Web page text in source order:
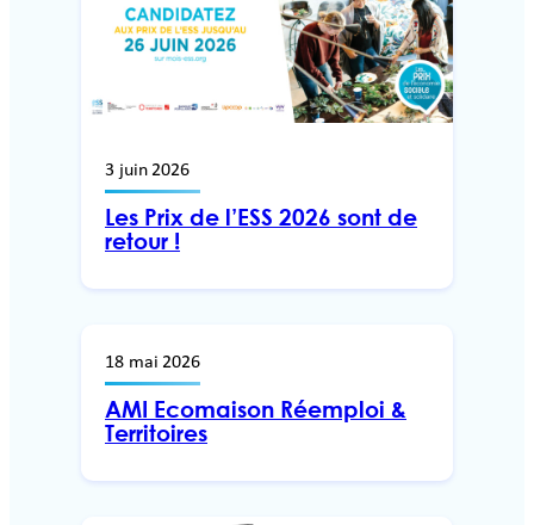
3 juin 2026
Les Prix de l’ESS 2026 sont de
retour !
18 mai 2026
AMI Ecomaison Réemploi &
Territoires